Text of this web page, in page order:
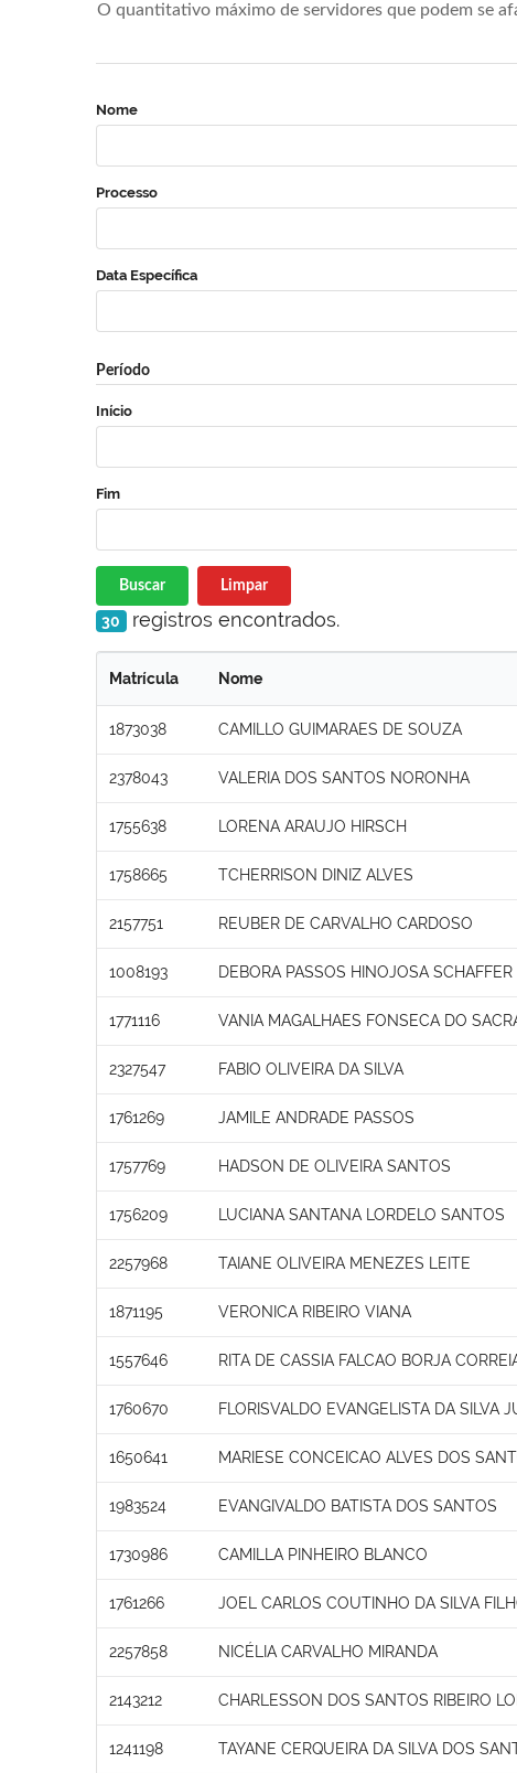
O quantitativo máximo de servidores que podem se
Nome
Processo
Data Específica
Período
Início
Fim
Buscar Limpar
30 registros encontrados.
Matrícula Nome
1873038 CAMILLO GUIMARAES DE SOUZA
2378043 VALERIA DOS SANTOS NORONHA
1755638 LORENA ARAUJO HIRSCH
1758665 TCHERRISON DINIZ ALVES
2157751 REUBER DE CARVALHO CARDOSO
1008193 DEBORA PASSOS HINOJOSA SCHAFFER
1771116 VANIA MAGALHAES FONSECA DO
2327547 FABIO OLIVEIRA DA SILVA
1761269 JAMILE ANDRADE PASSOS
1757769 HADSON DE OLIVEIRA SANTOS
1756209 LUCIANA SANTANA LORDELO SANTOS
2257968 TAIANE OLIVEIRA MENEZES LEITE
1871195 VERONICA RIBEIRO VIANA
1557646 RITA DE CASSIA FALCAO BORJA
1760670 FLORISVALDO EVANGELISTA DA SILVA
1650641 MARIESE CONCEICAO ALVES DOS
1983524 EVANGIVALDO BATISTA DOS SANTOS
1730986 CAMILLA PINHEIRO BLANCO
1761266 JOEL CARLOS COUTINHO DA SILVA
2257858 NICÉLIA CARVALHO MIRANDA
2143212 CHARLESSON DOS SANTOS RIBEIRO
1241198 TAYANE CERQUEIRA DA SILVA DOS